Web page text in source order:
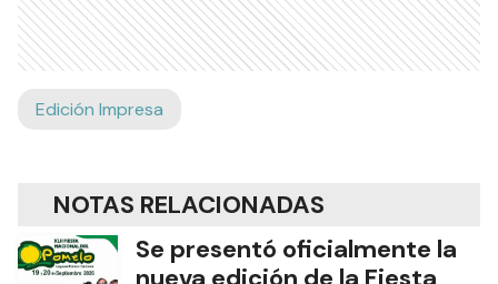
Edición Impresa
NOTAS RELACIONADAS
Se presentó oficialmente la